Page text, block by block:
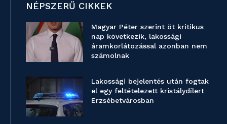
NÉPSZERŰ CIKKEK
Magyar Péter szerint öt kritikus
nap következik, lakossági
áramkorlátozással azonban nem
számolnak
Lakossági bejelentés után fogtak
el egy feltételezett kristálydílert
Erzsébetvárosban